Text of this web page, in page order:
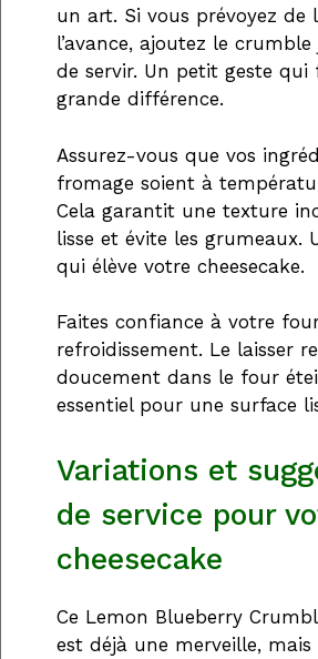
un art. Si vous prévoyez de
l’avance, ajoutez le
de servir. Un petit geste qui
grande différence.
Assurez-vous que vos
fromage soient à
Cela garantit une texture
lisse et évite les grumeaux.
qui élève votre cheesecake.
Faites confiance à votre
refroidissement. Le laisser
doucement dans le four
essentiel pour une surface
Variations et
de service pour
cheesecake
Ce Lemon Blueberry
est déjà une merveille,